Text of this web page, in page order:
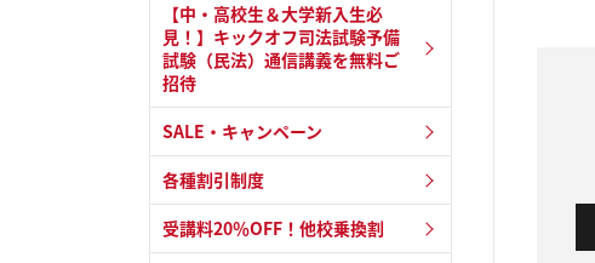
【中・高校生＆大学新入生必
見！】キックオフ司法試験予備
試験（民法）通信講義を無料ご
招待
SALE・キャンペーン
各種割引制度
受講料20％OFF！他校乗換割